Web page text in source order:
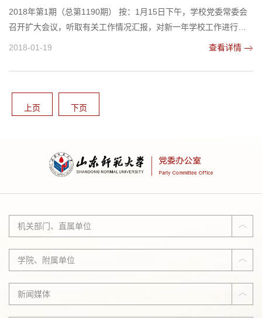
2018年第1期（总第1190期） 按：1月15日下午，学校党委常委会
召开扩大会议，听取有关工作情况汇报，对新一年学校工作进行了
研究。校党委书记商志晓主持会议并作总结讲话；校长唐波作总体
问题以及下一步的目标任务、思路打算。各部门各单位要根据学校
作，紧随大势、抢抓机遇，坚持高标准、严要求，强化...
2018-01-19 查看详情
上页 下页
机关部门、直属单位
学院、附属单位
新闻媒体